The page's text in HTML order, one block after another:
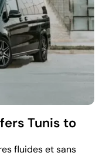
Tunis to
fluides et sans